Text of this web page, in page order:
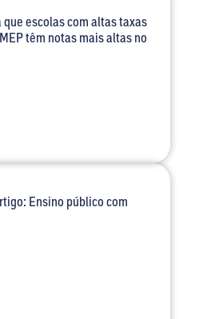
escolas com altas taxas
têm notas mais altas no
Ensino público com